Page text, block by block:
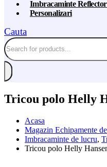
Imbracaminte
Personalizari
Cauta
Tricou polo Helly
Acasa
Magazin Echipamente
Imbracaminte de lucru,
Tricou polo Helly